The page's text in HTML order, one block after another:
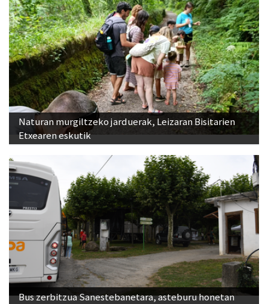
Naturan murgiltzeko jarduerak, Leizaran Bisitarien
Etxearen eskutik
Bus zerbitzua Sanestebanetara, asteburu honetan